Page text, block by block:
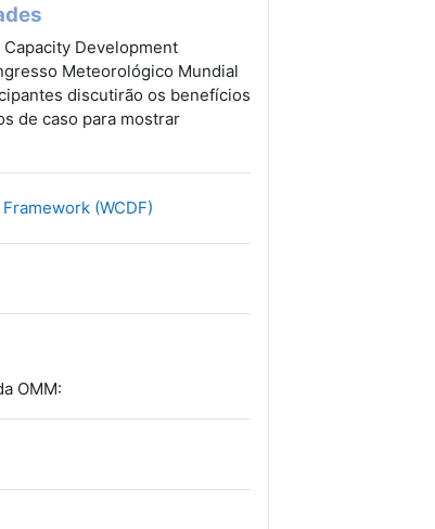
Development
Meteorológico Mundial
discutirão os benefícios
de caso para mostrar
(WCDF)
OMM: